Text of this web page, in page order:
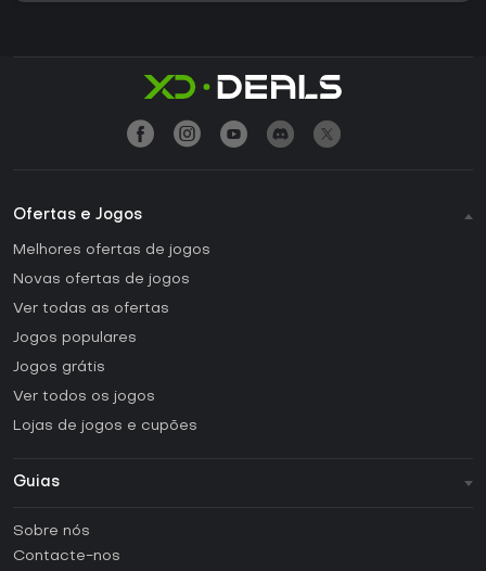
Ofertas e Jogos
Melhores ofertas de jogos
Novas ofertas de jogos
Ver todas as ofertas
Jogos populares
Jogos grátis
Ver todos os jogos
Lojas de jogos e cupões
Guias
Sobre nós
Contacte-nos